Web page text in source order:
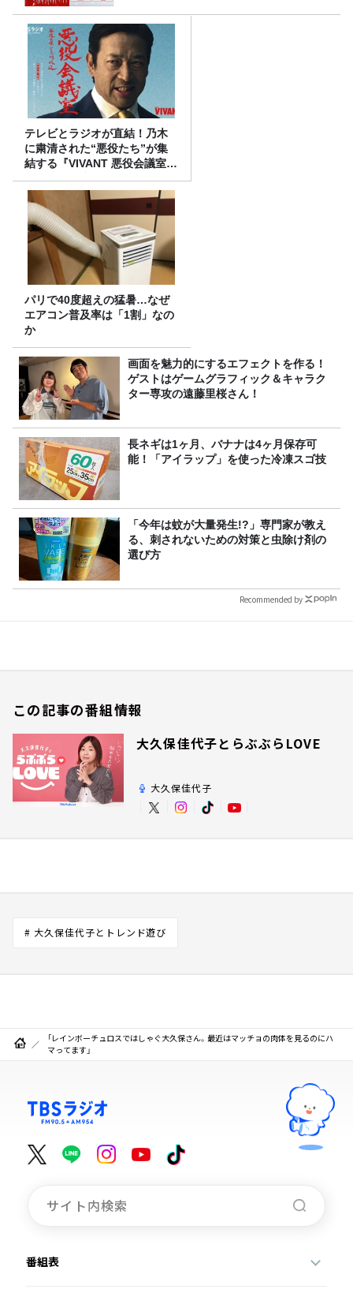
テレビとラジオが直結！乃木
に粛清された“悪役たち”が集
結する『VIVANT 悪役会議室』
7/26(日)23時スタート！
パリで40度超えの猛暑…なぜ
エアコン普及率は「1割」なの
か
画面を魅力的にするエフェクトを作る！
ゲストはゲームグラフィック＆キャラク
ター専攻の遠藤里桜さん！
長ネギは1ヶ月、バナナは4ヶ月保存可
能！「アイラップ」を使った冷凍スゴ技
「今年は蚊が大量発生!?」専門家が教え
る、刺されないための対策と虫除け剤の
選び方
Recommended by
この記事の番組情報
大久保佳代子とらぶぶらLOVE
大久保佳代子
# 大久保佳代子とトレンド遊び
「レインボーチュロスではしゃぐ大久保さん。最近はマッチョの肉体を見るのにハ
マってます」
番組表